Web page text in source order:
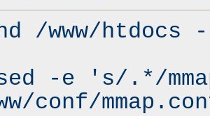
/www/
-e 's/.*/
conf/